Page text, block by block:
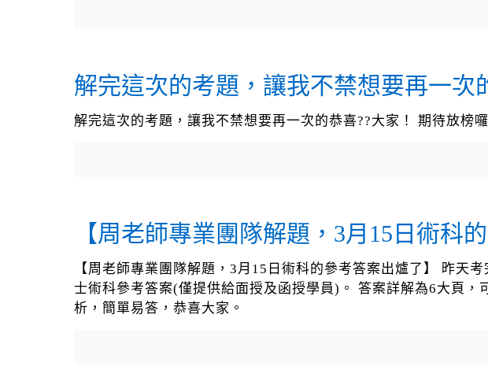
解完這次的考題，讓我不禁想要再一次
解完這次的考題，讓我不禁想要再一次的恭喜??大家！ 期待放榜
【周老師專業團隊解題，3月15日術科
【周老師專業團隊解題，3月15日術科的參考答案出爐了】 昨天
士術科參考答案(僅提供給面授及函授學員)。 答案詳解為6大頁
析，簡單易答，恭喜大家。